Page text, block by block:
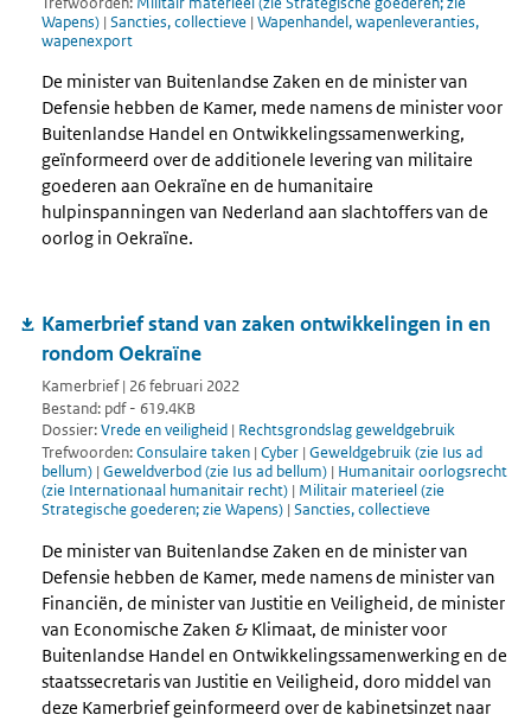
Wapens) | Sancties, collectieve | Wapenhandel, wapenleveranties,
wapenexport
De minister van Buitenlandse Zaken en de minister van
Defensie hebben de Kamer, mede namens de minister voor
Buitenlandse Handel en Ontwikkelingssamenwerking,
geïnformeerd over de additionele levering van militaire
goederen aan Oekraïne en de humanitaire
hulpinspanningen van Nederland aan slachtoffers van de
oorlog in Oekraïne.
Kamerbrief stand van zaken ontwikkelingen in en
rondom Oekraïne
Kamerbrief | 26 februari 2022
Bestand: pdf - 619.4KB
Dossier:Vrede en veiligheid | Rechtsgrondslag geweldgebruik
Trefwoorden:Consulaire taken | Cyber | Geweldgebruik (zie Ius ad
bellum) | Geweldverbod (zie Ius ad bellum) | Humanitair oorlogsrecht
(zie Internationaal humanitair recht) | Militair materieel (zie
Strategische goederen; zie Wapens) | Sancties, collectieve
De minister van Buitenlandse Zaken en de minister van
Defensie hebben de Kamer, mede namens de minister van
Financiën, de minister van Justitie en Veiligheid, de minister
van Economische Zaken & Klimaat, de minister voor
Buitenlandse Handel en Ontwikkelingssamenwerking en de
staatssecretaris van Justitie en Veiligheid, doro middel van
deze Kamerbrief geinformeerd over de kabinetsinzet naar